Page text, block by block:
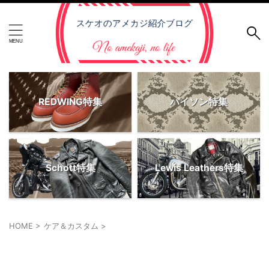
REDWING特集 パイソン特集
Schott特集 Lewis Leathers特集
HOME > ケア＆カスタム >